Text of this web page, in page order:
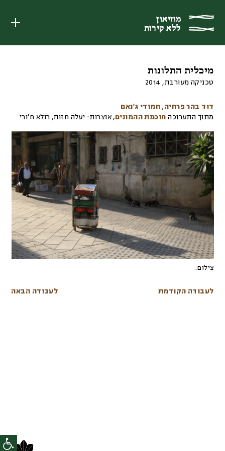
מוזיאון
ללא קירות
מוזיאון
ללא קירות
מיכלית התלונות
טכניקה מעורבת,
2014
דוד בהר פרחיה חמודי ג'נאם
מתוך התערוכה חוכמת ההמונים,אוצרות: יעלה חזות, רולא ח'ורי
צילום:
לעבודה הקודמת לעבודה הבאה